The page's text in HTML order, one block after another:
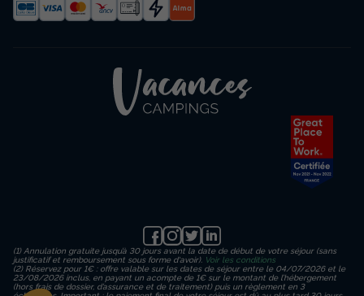
(1) Annulation gratuite jusqu’à 30 jours avant la date de début de votre séjour (sans
justificatif et remboursement sous forme d'avoir). Voir les conditions
(2) Réservez pour 1€ : offre valable sur les dates de séjour entre le 04/07/2026 et le
23/08/2026 inclus, en payant un acompte de 1€ sur le montant de l’hébergement
(hors frais de dossier, d’assurance et de traitement) puis un règlement en 3